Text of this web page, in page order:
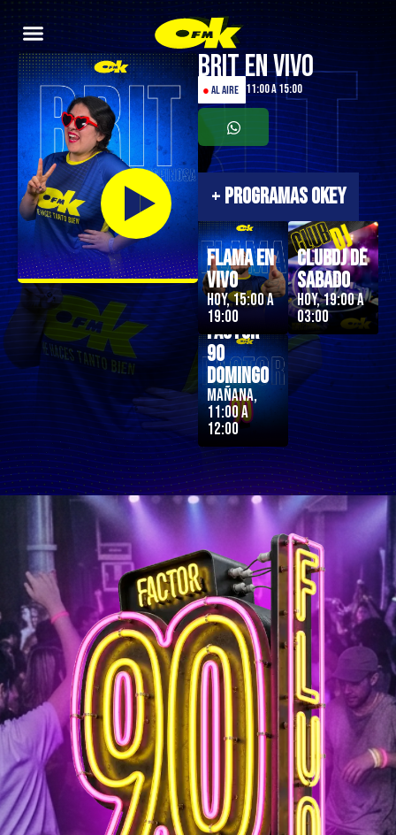
Brit en Vivo
●AL AIRE 11:00 a 15:00
+PROGRAMAS OKEY
Flama en
Vivo
Hoy, 15:00 a
19:00
ClubDJ de
Sabado
Hoy, 19:00 a
03:00
Factor
90
Domingo
Mañana,
11:00 a
12:00